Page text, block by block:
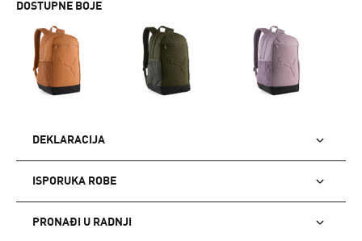
DOSTUPNE BOJE
DEKLARACIJA
ISPORUKA ROBE
PRONAĐI U RADNJI